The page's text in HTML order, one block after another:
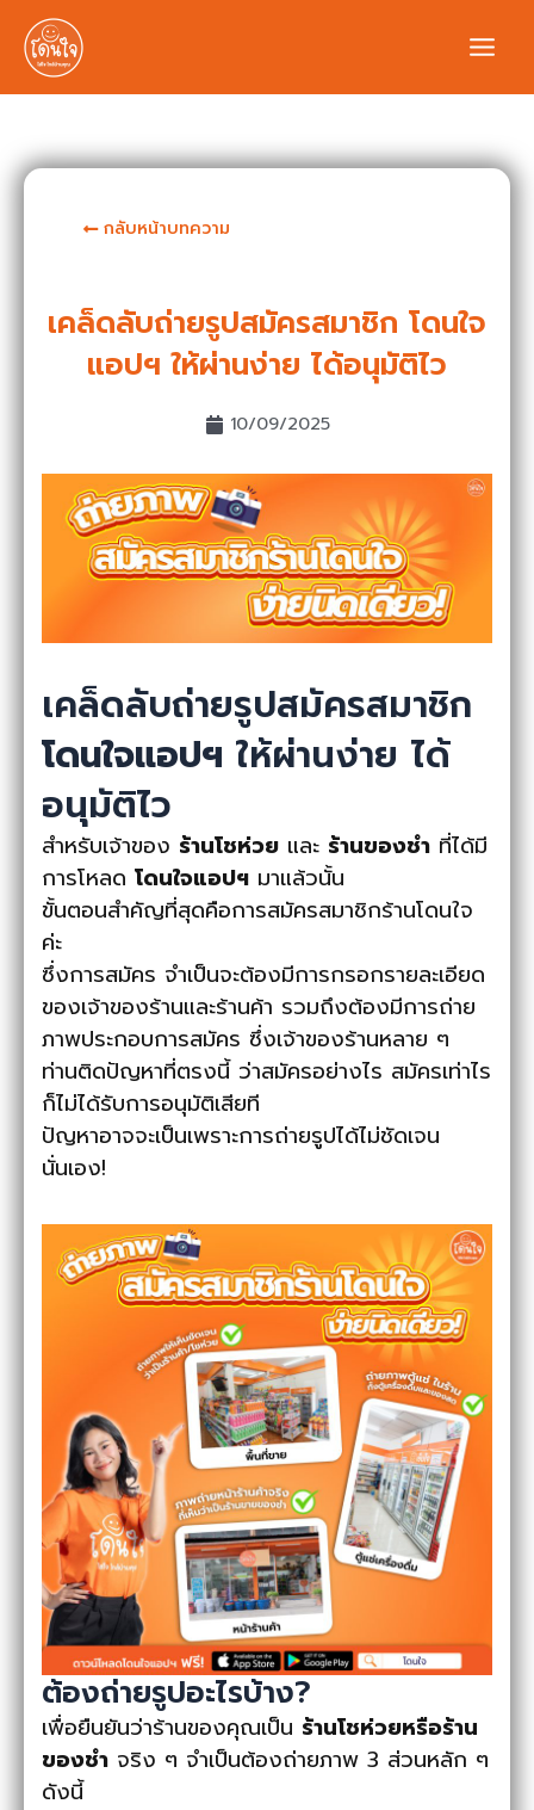
กลับหน้าบทความ
เคล็ดลับถ่ายรูปสมัครสมาชิก โดนใจ
แอปฯ ให้ผ่านง่าย ได้อนุมัติไว
10/09/2025
เคล็ดลับถ่ายรูปสมัครสมาชิก
โดนใจแอปฯ ให้ผ่านง่าย ได้
อนุมัติไว
สำหรับเจ้าของ ร้านโชห่วย และ ร้านของชำ ที่ได้มี
การโหลด โดนใจแอปฯ มาแล้วนั้น
ขั้นตอนสำคัญที่สุดคือการสมัครสมาชิกร้านโดนใจ
ค่ะ
ซึ่งการสมัคร จำเป็นจะต้องมีการกรอกรายละเอียด
ของเจ้าของร้านและร้านค้า รวมถึงต้องมีการถ่าย
ภาพประกอบการสมัคร ซึ่งเจ้าของร้านหลาย ๆ
ท่านติดปัญหาที่ตรงนี้ ว่าสมัครอย่างไร สมัครเท่าไร
ก็ไม่ได้รับการอนุมัติเสียที
ปัญหาอาจจะเป็นเพราะการถ่ายรูปได้ไม่ชัดเจน
นั่นเอง!
ต้องถ่ายรูปอะไรบ้าง?
เพื่อยืนยันว่าร้านของคุณเป็น ร้านโชห่วยหรือร้าน
ของชำ จริง ๆ จำเป็นต้องถ่ายภาพ 3 ส่วนหลัก ๆ
ดังนี้